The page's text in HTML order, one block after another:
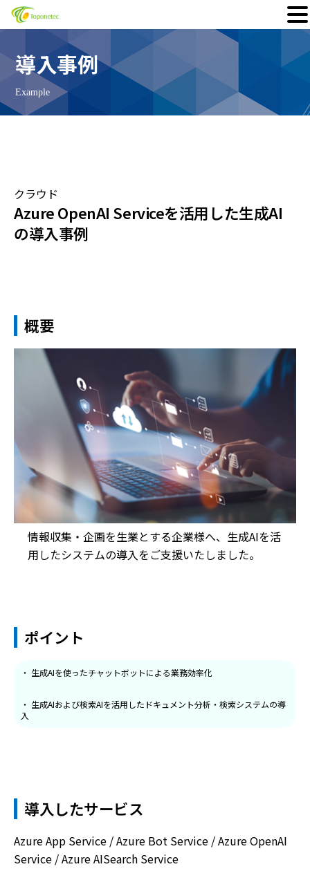
to
content
導入事例
Example
クラウド
Azure OpenAI Serviceを活用した生成AI
の導入事例
概要
情報収集・企画を生業とする企業様へ、生成AIを活
用したシステムの導入をご支援いたしました。
ポイント
・ 生成AIを使ったチャットボットによる業務効率化
・ 生成AIおよび検索AIを活用したドキュメント分析・検索システムの導
入
導入したサービス
Azure App Service / Azure Bot Service / Azure OpenAI
Service / Azure AISearch Service